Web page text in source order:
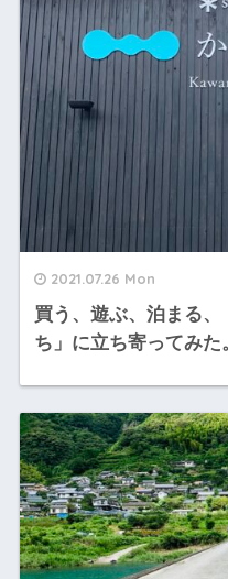
2021.07.26 Mon
買う、遊ぶ、泊まる
ち」に立ち寄ってみた